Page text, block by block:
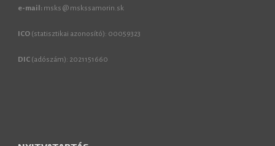
e-mail: msks @ mskssamorin.sk
ICO (statisztikai azonosító): 00059323
DIC (adószám): 2021151660